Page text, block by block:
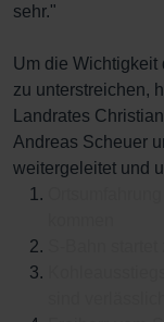
sehr."
Um die
zu unterstreichen,
Landrates
Andreas Scheuer
weitergeleitet und